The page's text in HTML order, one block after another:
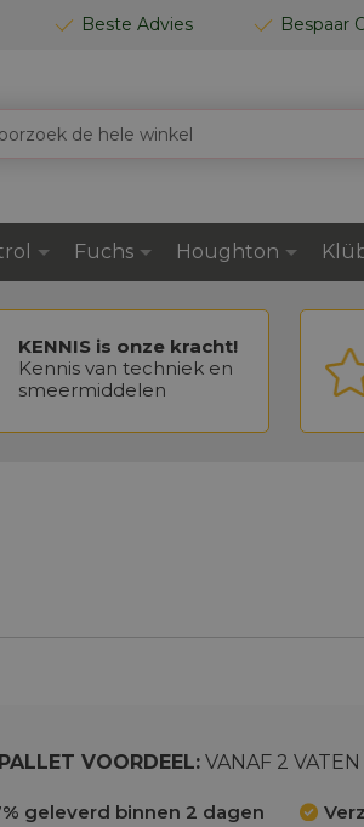
Beste Advies Bespaar
Fuchs Houghton
KENNIS is onze kracht!
Kennis van techniek en
smeermiddelen
VOORDEEL:VANAF 2 VATEN
geleverd binnen 2 dagen